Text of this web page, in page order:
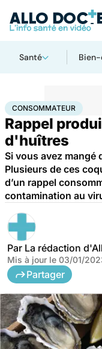
Santé
AccueilSantéConsommateur
CONSOMMATEUR
Rappel
d'huîtres
Si vous avez mangé
Plusieurs de ces
d’un rappel
contamination au
Par La rédaction
Mis à jour le 03/01/
Partager